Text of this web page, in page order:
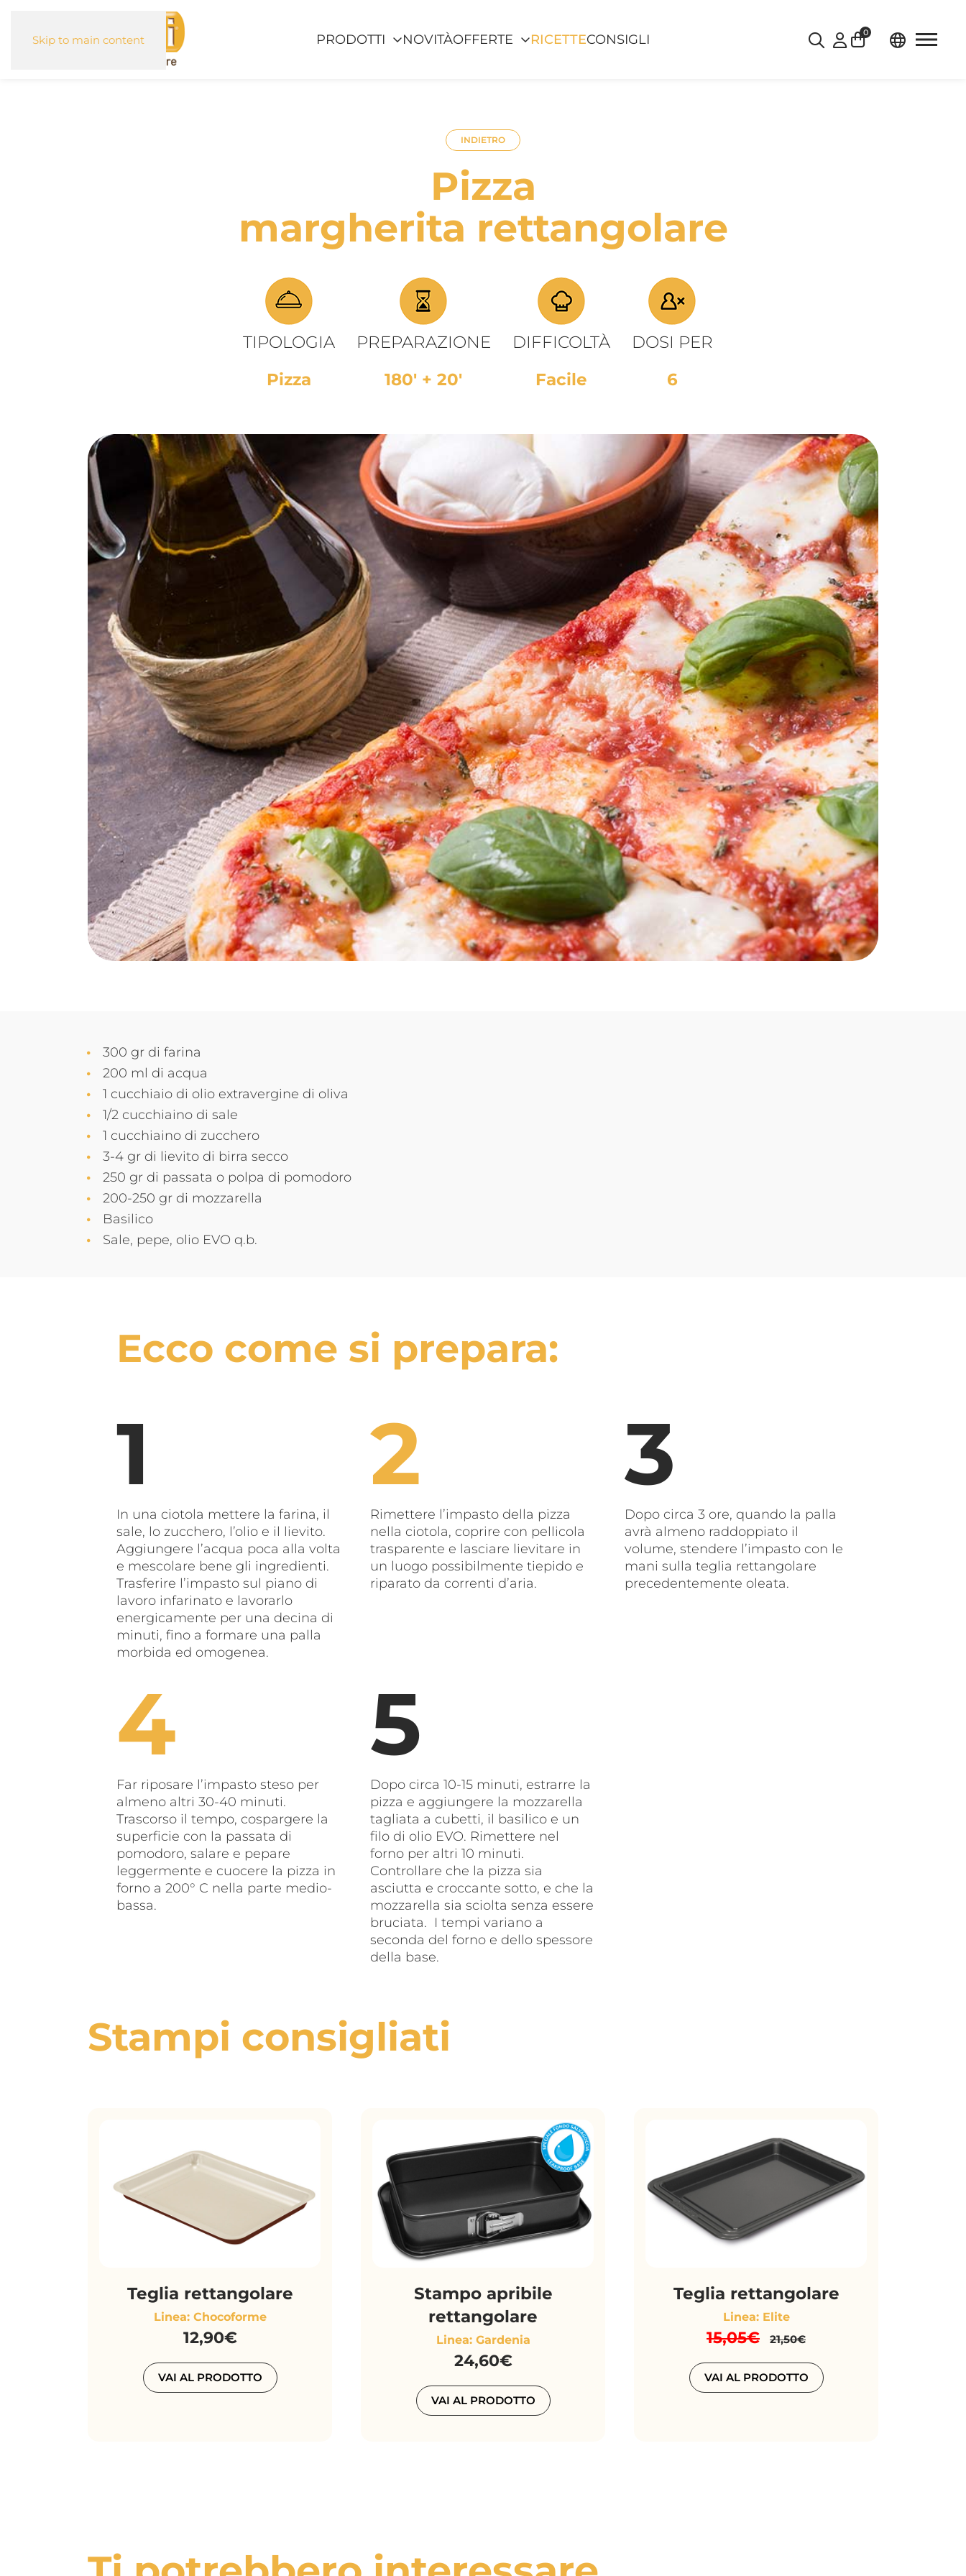
Skip to main content PRODOTTI NOVITÀOFFERTE RICETTECONSIGLI 0
INDIETRO
Pizza
margherita rettangolare
TIPOLOGIA
Pizza
PREPARAZIONE
180' + 20'
DIFFICOLTÀ
Facile
DOSI PER
6
300 gr di farina
200 ml di acqua
1 cucchiaio di olio extravergine di oliva
1/2 cucchiaino di sale
1 cucchiaino di zucchero
3-4 gr di lievito di birra secco
250 gr di passata o polpa di pomodoro
200-250 gr di mozzarella
Basilico
Sale, pepe, olio EVO q.b.
Ecco come si prepara:
In una ciotola mettere la farina, il
sale, lo zucchero, l’olio e il lievito.
Aggiungere l’acqua poca alla volta
e mescolare bene gli ingredienti.
Trasferire l’impasto sul piano di
lavoro infarinato e lavorarlo
energicamente per una decina di
minuti, fino a formare una palla
morbida ed omogenea.
Rimettere l’impasto della pizza
nella ciotola, coprire con pellicola
trasparente e lasciare lievitare in
un luogo possibilmente tiepido e
riparato da correnti d’aria.
Dopo circa 3 ore, quando la palla
avrà almeno raddoppiato il
volume, stendere l’impasto con le
mani sulla teglia rettangolare
precedentemente oleata.
Far riposare l’impasto steso per
almeno altri 30-40 minuti.
Trascorso il tempo, cospargere la
superficie con la passata di
pomodoro, salare e pepare
leggermente e cuocere la pizza in
forno a 200° C nella parte medio-
bassa.
Dopo circa 10-15 minuti, estrarre la
pizza e aggiungere la mozzarella
tagliata a cubetti, il basilico e un
filo di olio EVO. Rimettere nel
forno per altri 10 minuti.
Controllare che la pizza sia
asciutta e croccante sotto, e che la
mozzarella sia sciolta senza essere
bruciata. I tempi variano a
seconda del forno e dello spessore
della base.
Stampi consigliati
Teglia rettangolare
Linea: Chocoforme
12,90€
VAI AL PRODOTTO
Stampo apribile
rettangolare
Linea: Gardenia
24,60€
VAI AL PRODOTTO
Teglia rettangolare
Linea: Elite
15,05€ 21,50€
VAI AL PRODOTTO